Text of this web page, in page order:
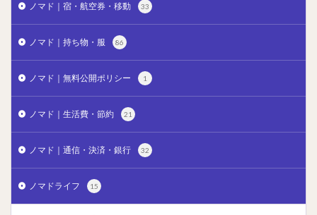
ノマド｜宿・航空券・移動 33
ノマド｜持ち物・服 86
ノマド｜無料公開ポリシー 1
ノマド｜生活費・節約 21
ノマド｜通信・決済・銀行 32
ノマドライフ 15